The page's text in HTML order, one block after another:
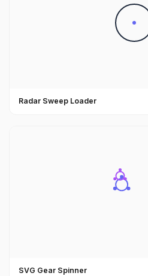
Radar Sweep Loader
SVG Gear Spinner